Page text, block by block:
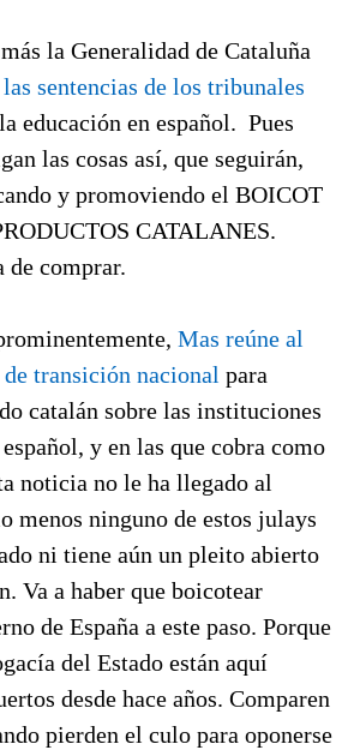
la Generalidad de Cataluña
sentencias de los tribunales
educación en español. Pues
las cosas así, que seguirán,
y promoviendo el BOICOT
CATALANES.
de comprar.
Mas reúne al
transición nacional para
catalán sobre las instituciones
y en las que cobra como
noticia no le ha llegado al
menos ninguno de estos julays
ni tiene aún un pleito abierto
Va a haber que boicotear
de España a este paso. Porque
del Estado están aquí
desde hace años. Comparen
pierden el culo para oponerse